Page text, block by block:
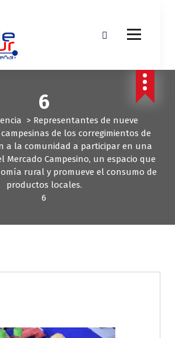
de herramientas
6
> Representantes de nueve
de los corregimientos de
a la comunidad a participar en una
Mercado Campesino, un espacio que
rural y promueve el consumo de
productos locales.
6